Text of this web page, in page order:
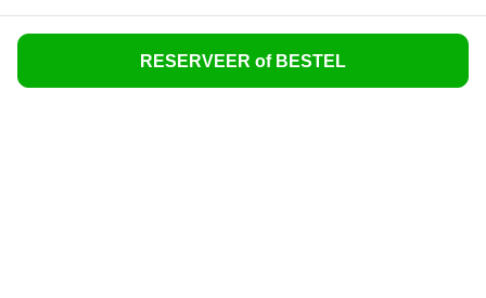
RESERVEER of BESTEL